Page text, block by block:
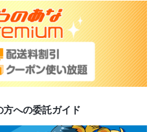
方への委託ガイド